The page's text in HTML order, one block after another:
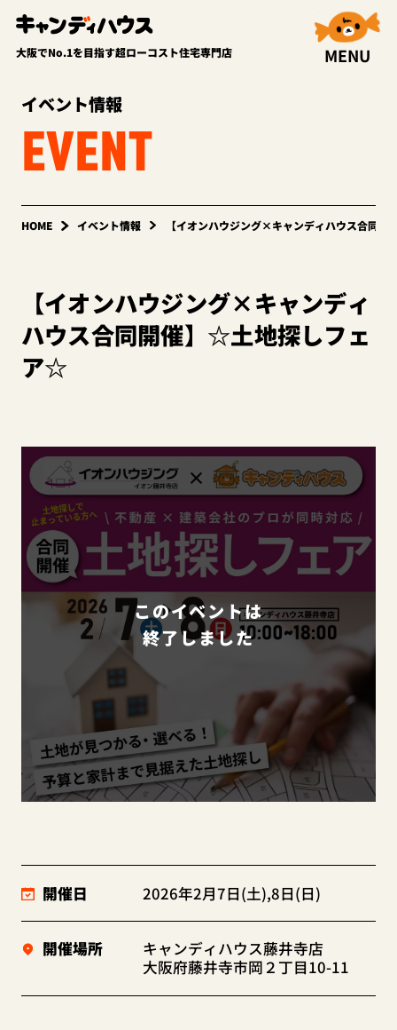
大阪でNo.1を目指す超ローコスト住宅専門店 MENU
イベント情報
EVENT
HOME イベント情報 【イオンハウジング×キャンディハウス合同
【イオンハウジング×キャンディ
ハウス合同開催】☆土地探しフェ
ア☆
このイベントは
終了しました
開催日 2026年2月7日(土),8日(日)
開催場所
キャンディハウス藤井寺店
大阪府藤井寺市岡２丁目10-11